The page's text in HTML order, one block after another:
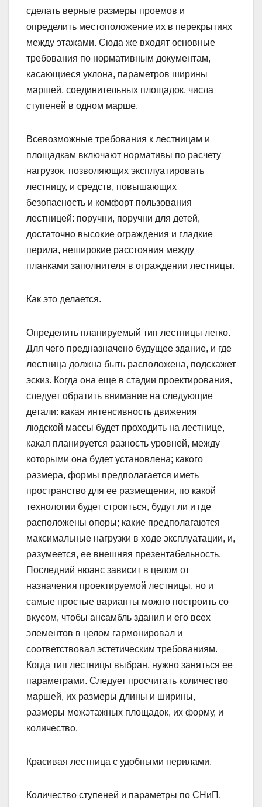
сделать верные размеры проемов и
определить местоположение их в перекрытиях
между этажами. Сюда же входят основные
требования по нормативным документам,
касающиеся уклона, параметров ширины
маршей, соединительных площадок, числа
ступеней в одном марше.
Всевозможные требования к лестницам и
площадкам включают нормативы по расчету
нагрузок, позволяющих эксплуатировать
лестницу, и средств, повышающих
безопасность и комфорт пользования
лестницей: поручни, поручни для детей,
достаточно высокие ограждения и гладкие
перила, неширокие расстояния между
планками заполнителя в ограждении лестницы.
Как это делается.
Определить планируемый тип лестницы легко.
Для чего предназначено будущее здание, и где
лестница должна быть расположена, подскажет
эскиз. Когда она еще в стадии проектирования,
следует обратить внимание на следующие
детали: какая интенсивность движения
людской массы будет проходить на лестнице,
какая планируется разность уровней, между
которыми она будет установлена; какого
размера, формы предполагается иметь
пространство для ее размещения, по какой
технологии будет строиться, будут ли и где
расположены опоры; какие предполагаются
максимальные нагрузки в ходе эксплуатации, и,
разумеется, ее внешняя презентабельность.
Последний нюанс зависит в целом от
назначения проектируемой лестницы, но и
самые простые варианты можно построить со
вкусом, чтобы ансамбль здания и его всех
элементов в целом гармонировал и
соответствовал эстетическим требованиям.
Когда тип лестницы выбран, нужно заняться ее
параметрами. Следует просчитать количество
маршей, их размеры длины и ширины,
размеры межэтажных площадок, их форму, и
количество.
Красивая лестница с удобными перилами.
Количество ступеней и параметры по СНиП.